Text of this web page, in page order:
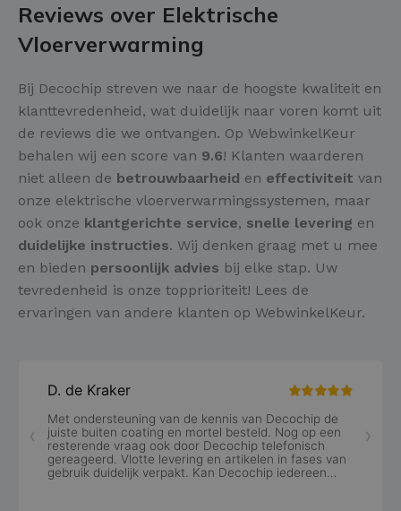
Reviews over Elektrische
Vloerverwarming
Bij Decochip streven we naar de hoogste kwaliteit en
klanttevredenheid, wat duidelijk naar voren komt uit
de reviews die we ontvangen. Op WebwinkelKeur
behalen wij een score van 9.6! Klanten waarderen
niet alleen de betrouwbaarheid en effectiviteit van
onze elektrische vloerverwarmingssystemen, maar
ook onze klantgerichte service, snelle levering en
duidelijke instructies. Wij denken graag met u mee
en bieden persoonlijk advies bij elke stap. Uw
tevredenheid is onze topprioriteit! Lees de
ervaringen van andere klanten op WebwinkelKeur.